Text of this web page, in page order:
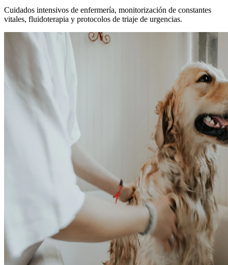
Cuidados intensivos de enfermería, monitorización de constantes
vitales, fluidoterapia y protocolos de triaje de urgencias.